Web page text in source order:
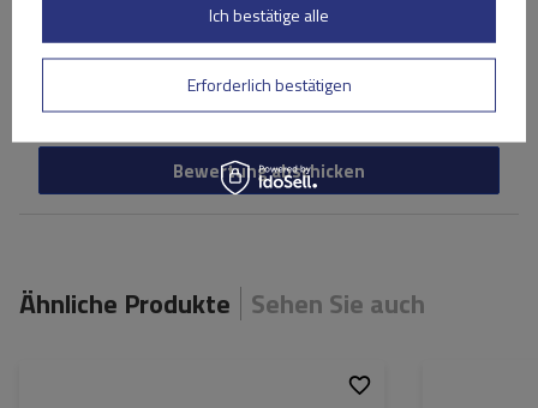
Ihr Vorname
Ihre E-Mail-Adresse
Bewertung abschicken
Ähnliche Produkte Sehen Sie auch
Erforderlich bestätigen
Ich bestätige alle